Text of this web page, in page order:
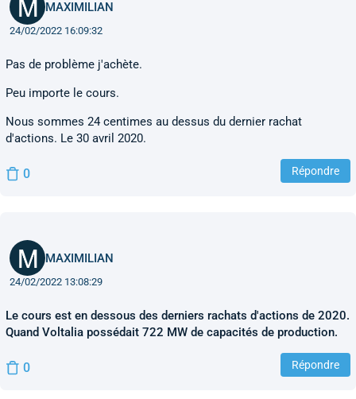
MAXIMILIAN
24/02/2022 16:09:32
Pas de problème j'achète.
Peu importe le cours.
Nous sommes 24 centimes au dessus du dernier rachat
d'actions. Le 30 avril 2020.
0 Répondre
MAXIMILIAN
24/02/2022 13:08:29
Le cours est en dessous des derniers rachats d'actions de 2020.
Quand Voltalia possédait 722 MW de capacités de production.
0 Répondre